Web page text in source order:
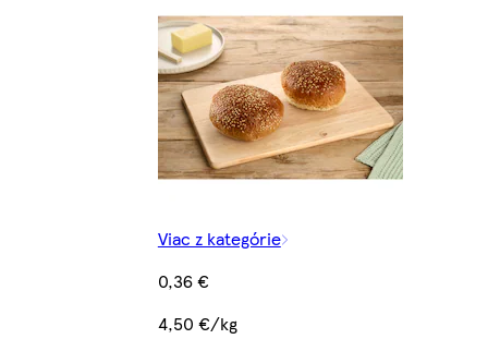
Viac z kategórie
0,36 €
4,50 €/kg